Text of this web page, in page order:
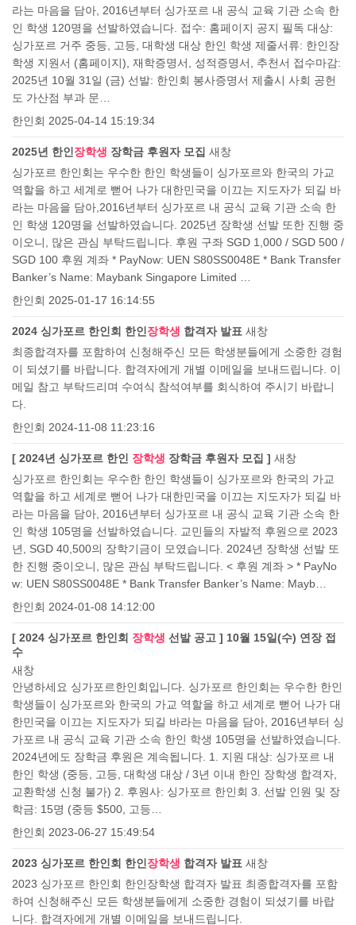
라는 마음을 담아, 2016년부터 싱가포르 내 공식 교육 기관 소속 한
인 학생 120명을 선발하였습니다. 접수: 홈페이지 공지 필독 대상:
싱가포르 거주 중등, 고등, 대학생 대상 한인 학생 제줄서류: 한인장
학생 지원서 (홈페이지), 재학증명서, 성적증명서, 추천서 접수마감:
2025년 10월 31일 (금) 선발: 한인회 봉사증명서 제출시 사회 공헌
도 가산점 부과 문…
한인회 2025-04-14 15:19:34
2025년 한인 장학생 장학금 후원자 모집 새창
싱가포르 한인회는 우수한 한인 학생들이 싱가포르와 한국의 가교
역할을 하고 세계로 뻗어 나가 대한민국을 이끄는 지도자가 되길 바
라는 마음을 담아,2016년부터 싱가포르 내 공식 교육 기관 소속 한
인 학생 120명을 선발하였습니다. 2025년 장학생 선발 또한 진행 중
이오니, 많은 관심 부탁드립니다. 후원 구좌 SGD 1,000 / SGD 500 /
SGD 100 후원 계좌 * PayNow: UEN S80SS0048E * Bank Transfer
Banker’s Name: Maybank Singapore Limited …
한인회 2025-01-17 16:14:55
2024 싱가포르 한인회 한인 장학생 합격자 발표 새창
최종합격자를 포함하여 신청해주신 모든 학생분들에게 소중한 경험
이 되셨기를 바랍니다. 합격자에게 개별 이메일을 보내드립니다. 이
메일 참고 부탁드리며 수여식 참석여부를 회식하여 주시기 바랍니
다.
한인회 2024-11-08 11:23:16
[ 2024년 싱가포르 한인 장학생 장학금 후원자 모집 ] 새창
싱가포르 한인회는 우수한 한인 학생들이 싱가포르와 한국의 가교
역할을 하고 세계로 뻗어 나가 대한민국을 이끄는 지도자가 되길 바
라는 마음을 담아, 2016년부터 싱가포르 내 공식 교육 기관 소속 한
인 학생 105명을 선발하였습니다. 교민들의 자발적 후원으로 2023
년, SGD 40,500의 장학기금이 모였습니다. 2024년 장학생 선발 또
한 진행 중이오니, 많은 관심 부탁드립니다. < 후원 계좌 > * PayNo
w: UEN S80SS0048E * Bank Transfer Banker’s Name: Mayb…
한인회 2024-01-08 14:12:00
[ 2024 싱가포르 한인회 장학생 선발 공고 ] 10월 15일(수) 연장 접
수
새창
안녕하세요 싱가포르한인회입니다. 싱가포르 한인회는 우수한 한인
학생들이 싱가포르와 한국의 가교 역할을 하고 세계로 뻗어 나가 대
한민국을 이끄는 지도자가 되길 바라는 마음을 담아, 2016년부터 싱
가포르 내 공식 교육 기관 소속 한인 학생 105명을 선발하였습니다.
2024년에도 장학금 후원은 계속됩니다. 1. 지원 대상: 싱가포르 내
한인 학생 (중등, 고등, 대학생 대상 / 3년 이내 한인 장학생 합격자,
교환학생 신청 불가) 2. 후원사: 싱가포르 한인회 3. 선발 인원 및 장
학금: 15명 (중등 $500, 고등…
한인회 2023-06-27 15:49:54
2023 싱가포르 한인회 한인 장학생 합격자 발표 새창
2023 싱가포르 한인회 한인장학생 합격자 발표 최종합격자를 포함
하여 신청해주신 모든 학생분들에게 소중한 경험이 되셨기를 바랍
니다. 합격자에게 개별 이메일을 보내드립니다.